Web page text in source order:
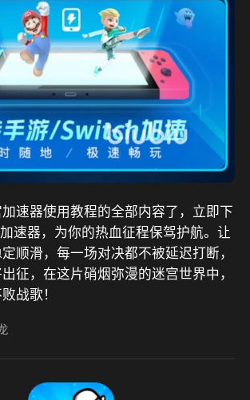
速器使用教程的全部内容了，立即下
速器，为你的热血征程保驾护航。让
顺滑，每一场对决都不被延迟打断，
征，在这片硝烟弥漫的迷宫世界中，
战歌！